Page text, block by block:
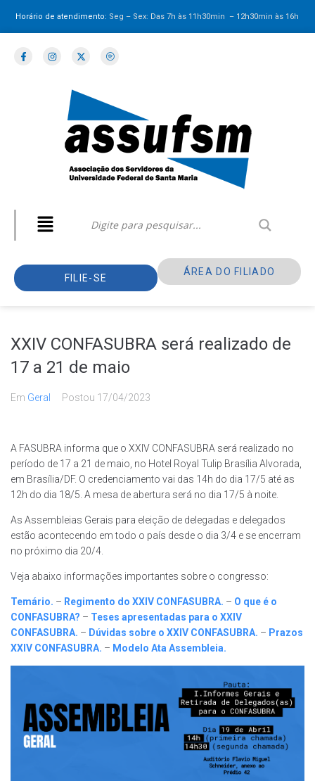
Horário de atendimento: Seg – Sex: Das 7h às 11h30min – 12h30minàs 16h
FILIE-SE
ÁREA DO FILIADO
XXIV CONFASUBRA será realizado de
17 a 21 de maio
Em Geral Postou 17/04/2023
A FASUBRA informa que o XXIV CONFASUBRA será realizado no
período de 17 a 21 de maio, no Hotel Royal Tulip Brasília Alvorada,
em Brasília/DF. O credenciamento vai das 14h do dia 17/5 até as
12h do dia 18/5. A mesa de abertura será no dia 17/5 à noite.
As Assembleias Gerais para eleição de delegadas e delegados
estão acontecendo em todo o país desde o dia 3/4 e se encerram
no próximo dia 20/4.
Veja abaixo informações importantes sobre o congresso:
Temário. – Regimento do XXIV CONFASUBRA. – O que é o
CONFASUBRA? – Teses apresentadas para o XXIV
CONFASUBRA. – Dúvidas sobre o XXIV CONFASUBRA. – Prazos
XXIV CONFASUBRA. – Modelo Ata Assembleia.